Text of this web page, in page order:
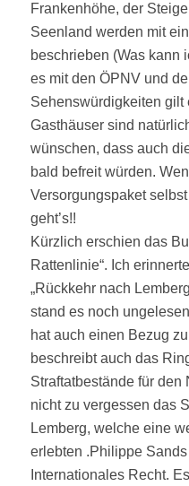
Frankenhöhe, der
Seenland werden mit
beschrieben (Was kann
es mit den ÖPNV und
Sehenswürdigkeiten gilt
Gasthäuser sind
wünschen, dass auch
bald befreit würden.
Versorgungspaket
geht’s!!
Kürzlich erschien das
Rattenlinie“. Ich
„Rückkehr nach
stand es noch
hat auch einen Bezug
beschreibt auch das
Straftatbestände für den
nicht zu vergessen das
Lemberg, welche eine
erlebten .Philippe
Internationales Recht.